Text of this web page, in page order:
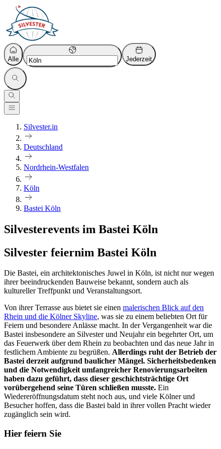
Alle Jederzeit
Silvester.in
Deutschland
Nordrhein-Westfalen
Köln
Bastei Köln
Silvesterevents im Bastei Köln
Silvester feiernim Bastei Köln
Die Bastei, ein architektonisches Juwel in Köln, ist nicht nur wegen
ihrer beeindruckenden Bauweise bekannt, sondern auch als
kultureller Treffpunkt und Veranstaltungsort.
Von ihrer Terrasse aus bietet sie einen malerischen Blick auf den
Rhein und die Kölner Skyline, was sie zu einem beliebten Ort für
Feiern und besondere Anlässe macht. In der Vergangenheit war die
Bastei insbesondere an Silvester und Neujahr ein begehrter Ort, um
das Feuerwerk über dem Rhein zu beobachten und das neue Jahr in
festlichem Ambiente zu begrüßen. Allerdings ruht der Betrieb der
Bastei derzeit aufgrund baulicher Mängel. Sicherheitsbedenken
und die Notwendigkeit umfangreicher Renovierungsarbeiten
haben dazu geführt, dass dieser geschichtsträchtige Ort
vorübergehend seine Türen schließen musste. Ein
Wiedereröffnungsdatum steht noch aus, und viele Kölner und
Besucher hoffen, dass die Bastei bald in ihrer vollen Pracht wieder
zugänglich sein wird.
Hier feiern Sie